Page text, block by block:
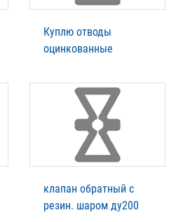
Куплю отводы
оцинкованные
клапан обратный с
резин. шаром ду200